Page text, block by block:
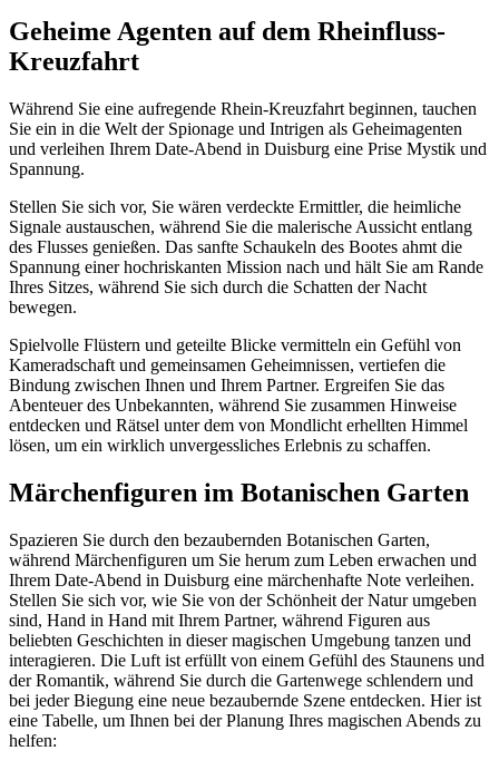
Geheime Agenten auf dem Rheinfluss-
Kreuzfahrt
Während Sie eine aufregende Rhein-Kreuzfahrt beginnen, tauchen
Sie ein in die Welt der Spionage und Intrigen als Geheimagenten
und verleihen Ihrem Date-Abend in Duisburg eine Prise Mystik und
Spannung.
Stellen Sie sich vor, Sie wären verdeckte Ermittler, die heimliche
Signale austauschen, während Sie die malerische Aussicht entlang
des Flusses genießen. Das sanfte Schaukeln des Bootes ahmt die
Spannung einer hochriskanten Mission nach und hält Sie am Rande
Ihres Sitzes, während Sie sich durch die Schatten der Nacht
bewegen.
Spielvolle Flüstern und geteilte Blicke vermitteln ein Gefühl von
Kameradschaft und gemeinsamen Geheimnissen, vertiefen die
Bindung zwischen Ihnen und Ihrem Partner. Ergreifen Sie das
Abenteuer des Unbekannten, während Sie zusammen Hinweise
entdecken und Rätsel unter dem von Mondlicht erhellten Himmel
lösen, um ein wirklich unvergessliches Erlebnis zu schaffen.
Märchenfiguren im Botanischen Garten
Spazieren Sie durch den bezaubernden Botanischen Garten,
während Märchenfiguren um Sie herum zum Leben erwachen und
Ihrem Date-Abend in Duisburg eine märchenhafte Note verleihen.
Stellen Sie sich vor, wie Sie von der Schönheit der Natur umgeben
sind, Hand in Hand mit Ihrem Partner, während Figuren aus
beliebten Geschichten in dieser magischen Umgebung tanzen und
interagieren. Die Luft ist erfüllt von einem Gefühl des Staunens und
der Romantik, während Sie durch die Gartenwege schlendern und
bei jeder Biegung eine neue bezaubernde Szene entdecken. Hier ist
eine Tabelle, um Ihnen bei der Planung Ihres magischen Abends zu
helfen: